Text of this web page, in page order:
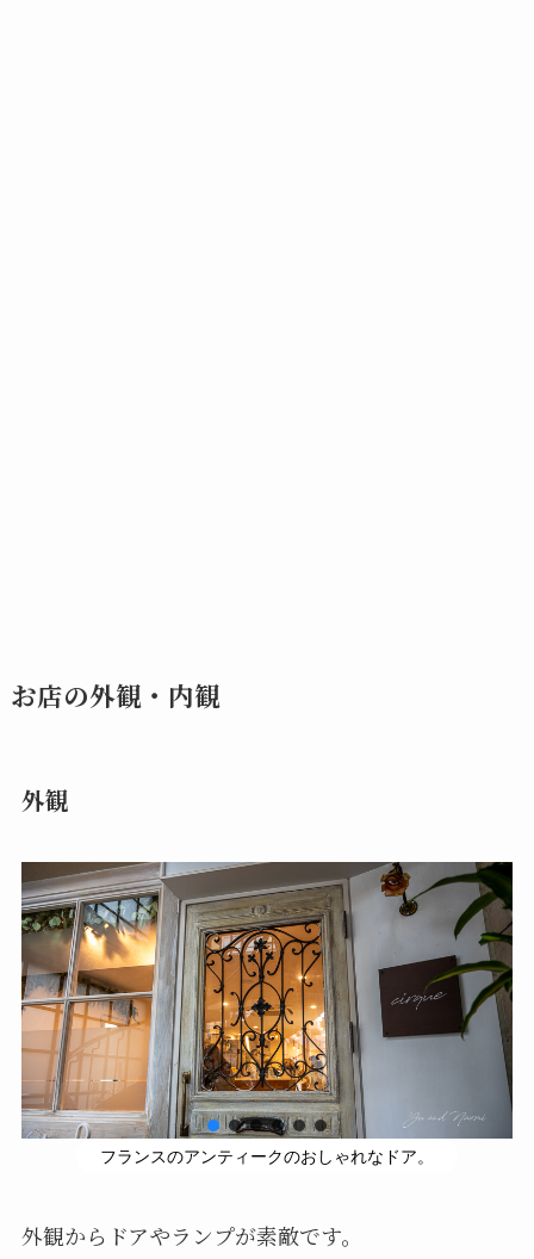
お店の外観・内観
外観
フランスのアンティークのおしゃれなドア。
外観からドアやランプが素敵です。